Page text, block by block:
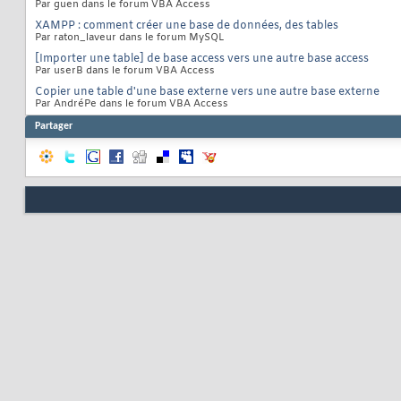
Par guen dans le forum VBA Access
XAMPP : comment créer une base de données, des tables
Par raton_laveur dans le forum MySQL
[Importer une table] de base access vers une autre base access
Par userB dans le forum VBA Access
Copier une table d'une base externe vers une autre base externe
Par AndréPe dans le forum VBA Access
Partager